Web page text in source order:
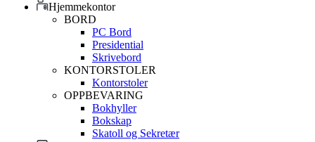
Hjemmekontor
BORD
PC Bord
Presidential
Skrivebord
KONTORSTOLER
Kontorstoler
OPPBEVARING
Bokhyller
Bokskap
Skatoll og Sekretær